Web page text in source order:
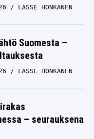
LASSE HONKANEN
Suomesta –
LASSE HONKANEN
– seurauksena